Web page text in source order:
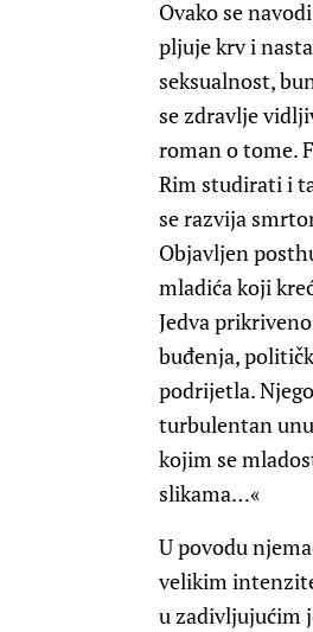
Ovako se
pljuje krv i
seksualnost,
se zdravlje
roman o tome.
Rim studirati i
se razvija
Objavljen
mladića koji
Jedva
buđenja,
podrijetla.
turbulentan
kojim se
slikama…«
U povodu
velikim
u zadivljujućim